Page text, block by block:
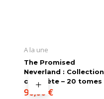
A la une
The Promised
Neverland : Collection
complète – 20 tomes
90,00 €